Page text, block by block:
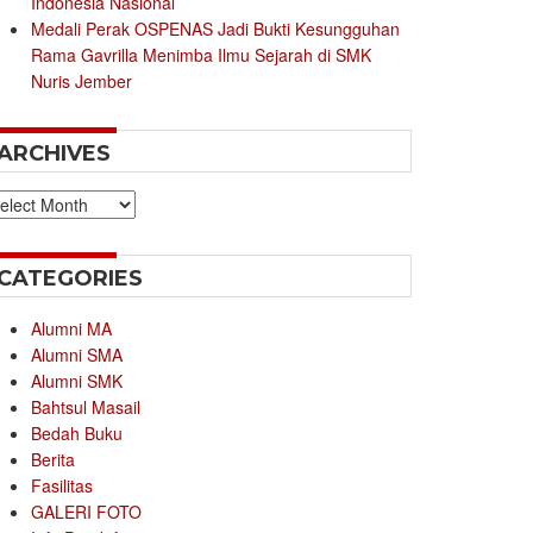
Medali Perak OSPENAS Jadi Bukti Kesungguhan
Rama Gavrilla Menimba Ilmu Sejarah di SMK
Nuris Jember
Alumni MA
Alumni SMA
Alumni SMK
Bahtsul Masail
Bedah Buku
Berita
Fasilitas
GALERI FOTO